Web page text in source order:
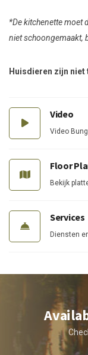
*De kitchenette moet
niet schoongemaakt,
Huisdieren zijn
Video
Video
Floor
Bekijk
Services
Diensten